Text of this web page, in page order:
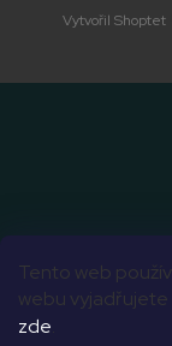
Tento web
webu vyjadřujete
zde
Vytvořil Shoptet